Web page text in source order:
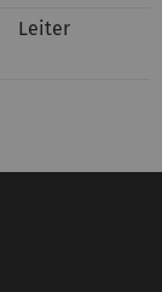
Leiter